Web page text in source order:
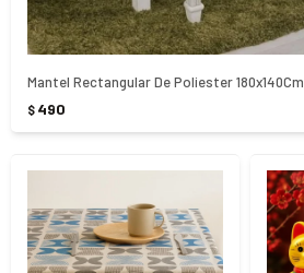
Mantel Rectangular De Poliester 180x140Cm
$ 490